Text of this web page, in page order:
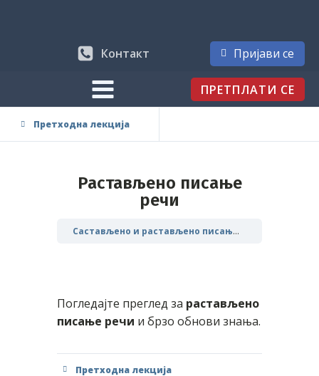
Контакт Пријави се
ПРЕТПЛАТИ СЕ
Претходна лекција
Растављено писање
речи
Састављено и растављено писање речи
Погледајте преглед за растављено
писање речи и брзо обнови знања.
Претходна лекција